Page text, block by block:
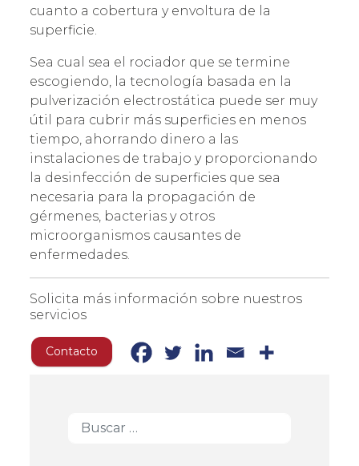
cuanto a cobertura y envoltura de la
superficie.
Sea cual sea el rociador que se termine
escogiendo, la tecnología basada en la
pulverización electrostática puede ser muy
útil para cubrir más superficies en menos
tiempo, ahorrando dinero a las
instalaciones de trabajo y proporcionando
la desinfección de superficies que sea
necesaria para la propagación de
gérmenes, bacterias y otros
microorganismos causantes de
enfermedades.
Solicita más información sobre nuestros
servicios
Contacto